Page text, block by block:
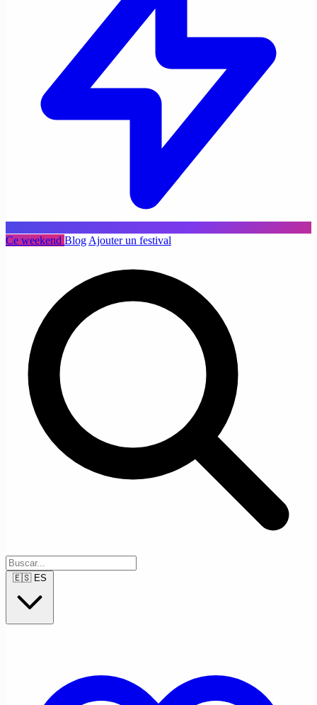
Ce weekend Blog Ajouter un festival
🇪🇸 ES